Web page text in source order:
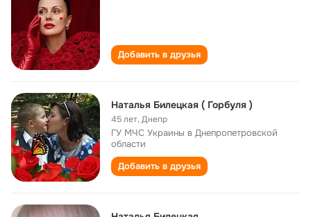
Добавить в друзья
Наталья Билецкая ( Горбуля )
45 лет,Днепр
ГУ МЧС Украины в Днепропетровской
области
Добавить в друзья